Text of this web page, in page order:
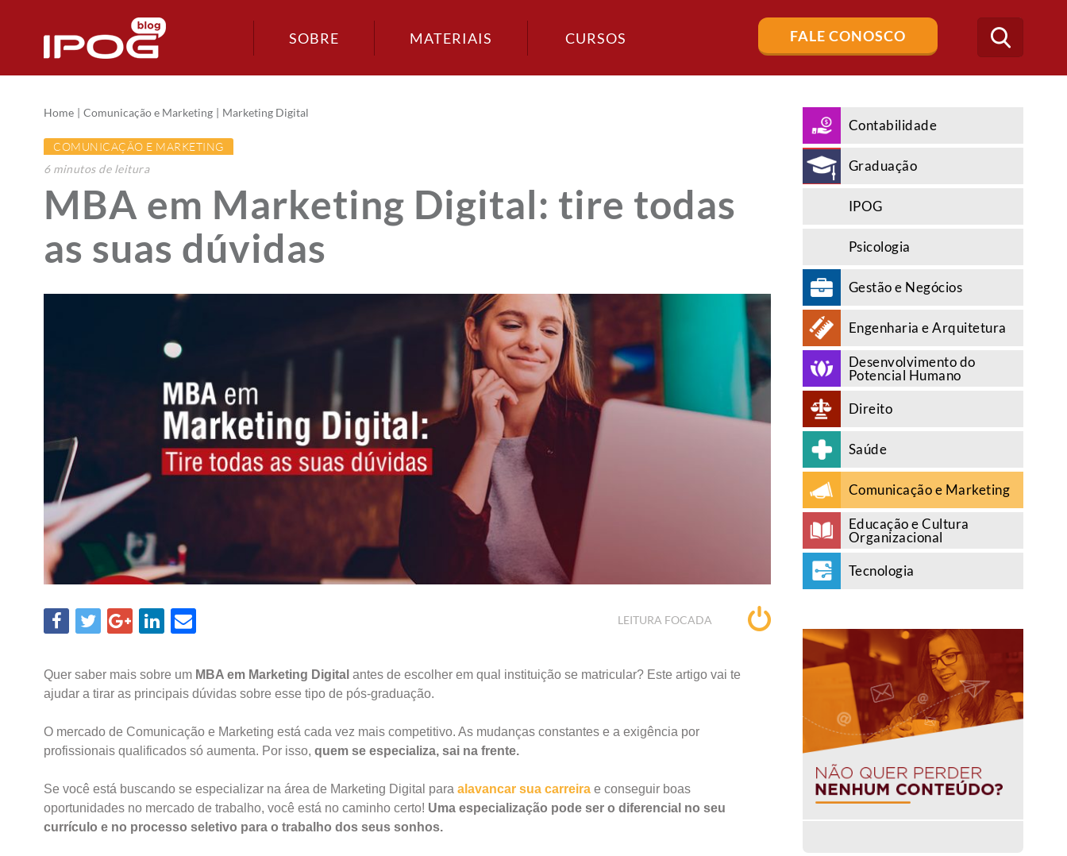
SOBRE MATERIAIS CURSOS FALE CONOSCO
Buscar
no
blog
Home Comunicação e Marketing Marketing Digital
COMUNICAÇÃO E MARKETING
6 minutosde leitura
MBA em Marketing Digital: tire todas
as suas dúvidas
LEITURA FOCADA
Quer saber mais sobre um MBA em Marketing Digital antes de escolher em qual instituição se matricular? Este artigo vai te
ajudar a tirar as principais dúvidas sobre esse tipo de pós-graduação.
O mercado de Comunicação e Marketing está cada vez mais competitivo. As mudanças constantes e a exigência por
profissionais qualificados só aumenta. Por isso, quem se especializa, sai na frente.
Se você está buscando se especializar na área de Marketing Digital para alavancar sua carreira e conseguir boas
oportunidades no mercado de trabalho, você está no caminho certo! Uma especialização pode ser o diferencial no seu
currículo e no processo seletivo para o trabalho dos seus sonhos.
Contabilidade
Graduação
IPOG
Psicologia
Gestão e Negócios
Engenharia e Arquitetura
Desenvolvimento do
Potencial Humano
Direito
Saúde
Comunicação e Marketing
Educação e Cultura
Organizacional
Tecnologia